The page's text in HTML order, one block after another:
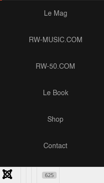
Le Mag
RW-MUSIC.COM
RW-50.COM
Le Book
Shop
Contact
625